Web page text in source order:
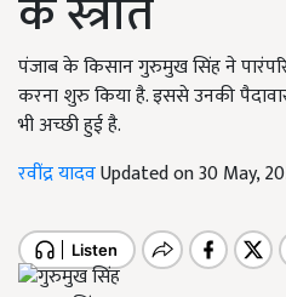
पंजाब के किसान गुरुमुख सिंह ने
करना शुरु किया है. इससे उनकी
भी अच्छी हुई है.
रवींद्र यादवUpdated on 30 May,